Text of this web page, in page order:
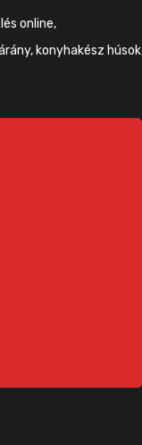
online,
konyhakész húsok